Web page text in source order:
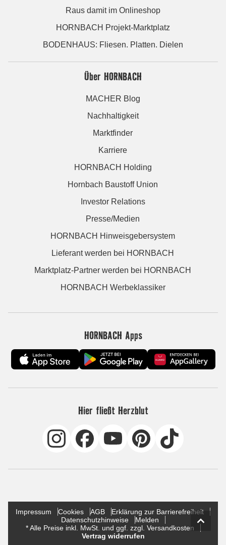
Raus damit im Onlineshop
HORNBACH Projekt-Marktplatz
BODENHAUS: Fliesen. Platten. Dielen
Über HORNBACH
MACHER Blog
Nachhaltigkeit
Marktfinder
Karriere
HORNBACH Holding
Hornbach Baustoff Union
Investor Relations
Presse/Medien
HORNBACH Hinweisgebersystem
Lieferant werden bei HORNBACH
Marktplatz-Partner werden bei HORNBACH
HORNBACH Werbeklassiker
HORNBACH Apps
Hier fließt Herzblut
Impressum Cookies AGB
Erklärung zur Barrierefreiheit
Datenschutzhinweise
Melden
* Alle Preise inkl. MwSt. und ggf. zzgl. Versandkosten
Vertrag widerrufen